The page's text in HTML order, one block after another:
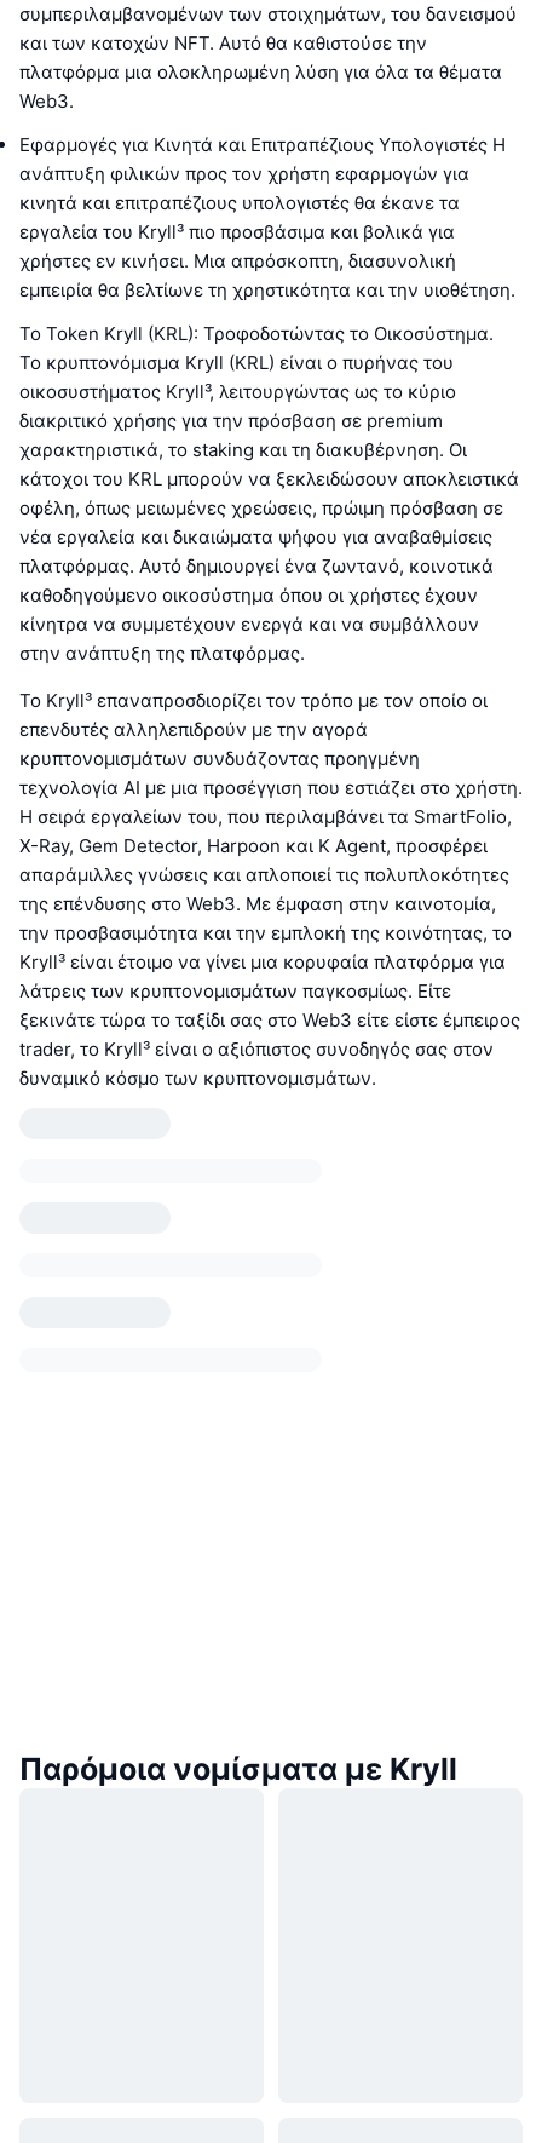
συμπεριλαμβανομένων των στοιχημάτων, του δανεισμού
και των κατοχών NFT. Αυτό θα καθιστούσε την
πλατφόρμα μια ολοκληρωμένη λύση για όλα τα θέματα
Web3.
Εφαρμογές για Κινητά και Επιτραπέζιους Υπολογιστές Η
ανάπτυξη φιλικών προς τον χρήστη εφαρμογών για
κινητά και επιτραπέζιους υπολογιστές θα έκανε τα
εργαλεία του Kryll³ πιο προσβάσιμα και βολικά για
χρήστες εν κινήσει. Μια απρόσκοπτη, διασυνολική
εμπειρία θα βελτίωνε τη χρηστικότητα και την υιοθέτηση.
Το Token Kryll (KRL): Τροφοδοτώντας το Οικοσύστημα.
Το κρυπτονόμισμα Kryll (KRL) είναι ο πυρήνας του
οικοσυστήματος Kryll³, λειτουργώντας ως το κύριο
διακριτικό χρήσης για την πρόσβαση σε premium
χαρακτηριστικά, το staking και τη διακυβέρνηση. Οι
κάτοχοι του KRL μπορούν να ξεκλειδώσουν αποκλειστικά
οφέλη, όπως μειωμένες χρεώσεις, πρώιμη πρόσβαση σε
νέα εργαλεία και δικαιώματα ψήφου για αναβαθμίσεις
πλατφόρμας. Αυτό δημιουργεί ένα ζωντανό, κοινοτικά
καθοδηγούμενο οικοσύστημα όπου οι χρήστες έχουν
κίνητρα να συμμετέχουν ενεργά και να συμβάλλουν
στην ανάπτυξη της πλατφόρμας.
Το Kryll³ επαναπροσδιορίζει τον τρόπο με τον οποίο οι
επενδυτές αλληλεπιδρούν με την αγορά
κρυπτονομισμάτων συνδυάζοντας προηγμένη
τεχνολογία AI με μια προσέγγιση που εστιάζει στο χρήστη.
Η σειρά εργαλείων του, που περιλαμβάνει τα SmartFolio,
X-Ray, Gem Detector, Harpoon και K Agent, προσφέρει
απαράμιλλες γνώσεις και απλοποιεί τις πολυπλοκότητες
της επένδυσης στο Web3. Με έμφαση στην καινοτομία,
την προσβασιμότητα και την εμπλοκή της κοινότητας, το
Kryll³ είναι έτοιμο να γίνει μια κορυφαία πλατφόρμα για
λάτρεις των κρυπτονομισμάτων παγκοσμίως. Είτε
ξεκινάτε τώρα το ταξίδι σας στο Web3 είτε είστε έμπειρος
trader, το Kryll³ είναι ο αξιόπιστος συνοδηγός σας στον
δυναμικό κόσμο των κρυπτονομισμάτων.
Παρόμοια νομίσματα με Kryll